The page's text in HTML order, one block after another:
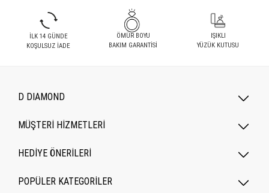
İLK 14 GÜNDE
KOŞULSUZ İADE
ÖMÜR BOYU
BAKIM GARANTİSİ
IŞIKLI
YÜZÜK KUTUSU
D DIAMOND
MÜŞTERİ HİZMETLERİ
HEDİYE ÖNERİLERİ
POPÜLER KATEGORILER